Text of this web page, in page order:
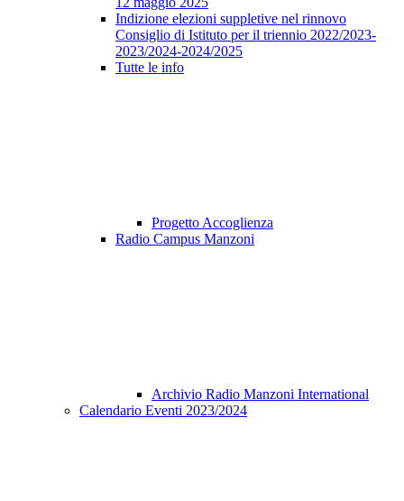
Indizione elezioni suppletive nel rinnovo
Consiglio di Istituto per il triennio 2022/2023-
2023/2024-2024/2025
Tutte le info
Progetto Accoglienza
Radio Campus Manzoni
Archivio Radio Manzoni International
Calendario Eventi 2023/2024